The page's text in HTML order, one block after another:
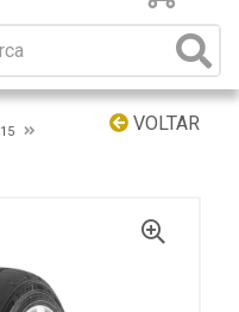
VOLTAR